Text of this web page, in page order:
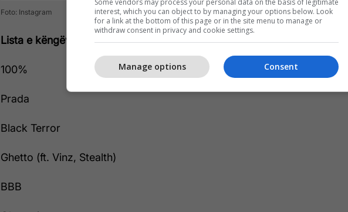
Foto: Instagram
Lista e këngëve është si vijon:
100%
Prada
Black Terror
Ghetto (ft. Vinz, Stealth)
BBB
interest, which you can object to by managing your options below. Look
for a link at the bottom of this page or in the site menu to manage or
withdraw consent in privacy and cookie settings.
Consent
Manage options